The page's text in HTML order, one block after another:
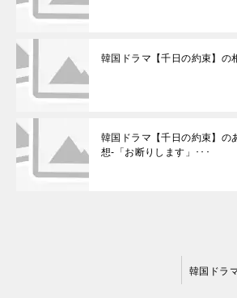
韓国ドラマ【千日の約束】の
韓国ドラマ【千日の約束】の
想-「お断りします」･･･